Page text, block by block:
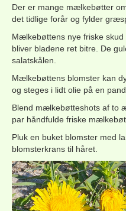
Der er mange mælkebøtter
det tidlige forår og fylder
Mælkebøttens nye friske
bliver bladene ret bitre. De
salatskålen.
Mælkebøttens blomster kan
og steges i lidt olie på en
Blend mælkebøtteshots af to
par håndfulde friske
Pluk en buket blomster med
blomsterkrans til håret.